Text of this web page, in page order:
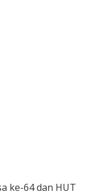
ke-64 dan HUT